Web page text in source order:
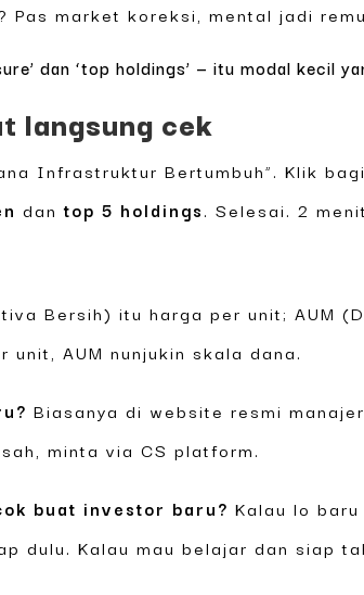
Pas market koreksi, mental jadi
dan ‘top holdings’ — itu modal kecil
langsung cek
Infrastruktur Bertumbuh”. Klik
dantop 5 holdings. Selesai. 2
Bersih) itu harga per unit; AUM
unit, AUM nunjukin skala dana.
Biasanya di website resmi
minta via CS platform.
buat investor baru? Kalau lo
dulu. Kalau mau belajar dan siap